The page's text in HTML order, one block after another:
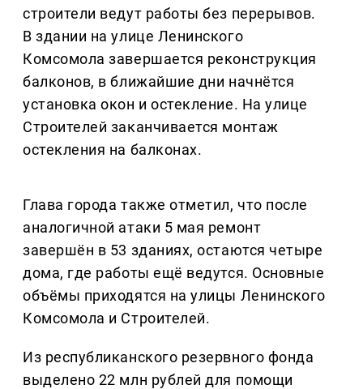
строители ведут работы без перерывов.
В здании на улице Ленинского
Комсомола завершается реконструкция
балконов, в ближайшие дни начнётся
установка окон и остекление. На улице
Строителей заканчивается монтаж
остекления на балконах.
Глава города также отметил, что после
аналогичной атаки 5 мая ремонт
завершён в 53 зданиях, остаются четыре
дома, где работы ещё ведутся. Основные
объёмы приходятся на улицы Ленинского
Комсомола и Строителей.
Из республиканского резервного фонда
выделено 22 млн рублей для помощи